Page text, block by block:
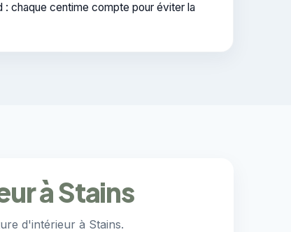
: chaque centime compte pour éviter la
à Stains
d'intérieur à Stains.